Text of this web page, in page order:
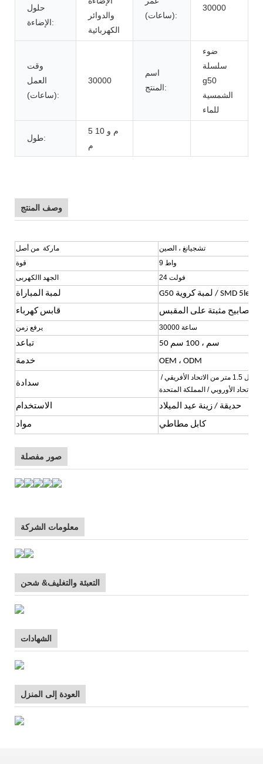
حلول
الإضاءة:
والدوائر
الكهربائية
(ساعات):
30000
وقت
العمل
(ساعات):
30000
اسم
المنتج:
ضوء
سلسلة
g50
الشمسية
للماء
طول:
5 م و 10
م
وصف المنتج
ماركة من أصل
تشجيانغ ، الصين
9 واط
الجهد االكهربى
24 فولت
لمبة المباراة
G50 لمبة كروية / SMD 5leds
قابس كهرباء
المصابيح مثبتة على المقبس
30000 ساعة
تباعد
50 سم ، 100 سم
خدمة
OEM ، ODM
سدادة
الاتحاد الأوروبي / المملكة المتحدة
الاستخدام حديقة / زينة عيد الميلاد
مواد كابل مطاطي
صور مفصلة
معلومات الشركة
التعبئة والتغليف& شحن
الشهادات
العودة إلى المنزل